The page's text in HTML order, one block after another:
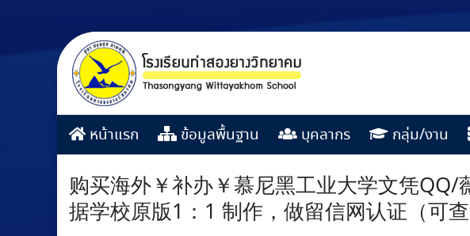
หน้าแรก ข้อมูลพื้นฐาน บุคลากร กลุ่ม/งาน
购买海外￥补办￥慕尼黑工业大学文凭
据学校原版1：1 制作，做留信网认证（可